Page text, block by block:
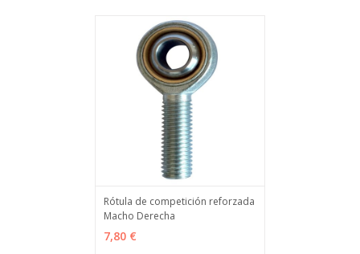
VER OPCIONES
Rótula de competición reforzada
Macho Derecha
7,80 €